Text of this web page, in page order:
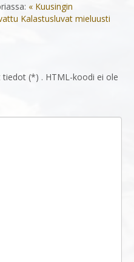
« Kuusingin
Kalastusluvat mieluusti
(*) . HTML-koodi ei ole